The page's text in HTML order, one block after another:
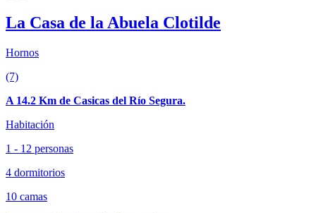
La Casa de la Abuela Clotilde
Hornos
(7)
A 14.2 Km de Casicas del Río Segura.
Habitación
1 - 12 personas
4 dormitorios
10 camas